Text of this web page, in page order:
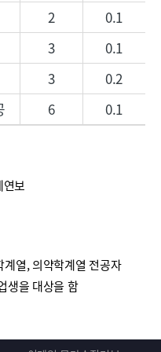
보
열, 의약학계열 전공자
생을 대상을 함